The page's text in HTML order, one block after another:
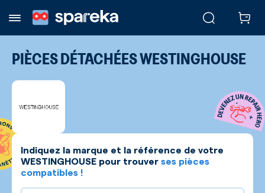
PIÈCES DÉTACHÉESWESTINGHOUSE
Indiquez la marque et la référence de votre
WESTINGHOUSE pour trouver ses pièces
compatibles !